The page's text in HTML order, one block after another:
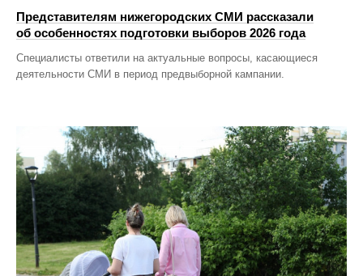
Представителям нижегородских СМИ рассказали
об особенностях подготовки выборов 2026 года
Специалисты ответили на актуальные вопросы, касающиеся
деятельности СМИ в период предвыборной кампании.